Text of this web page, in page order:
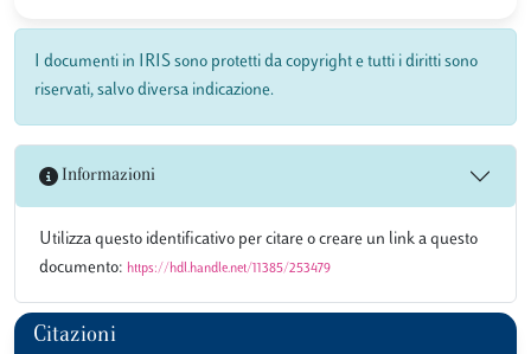
I documenti in IRIS sono protetti da copyright e tutti i diritti sono
riservati, salvo diversa indicazione.
Informazioni
Utilizza questo identificativo per citare o creare un link a questo
documento: https://hdl.handle.net/11385/253479
Citazioni